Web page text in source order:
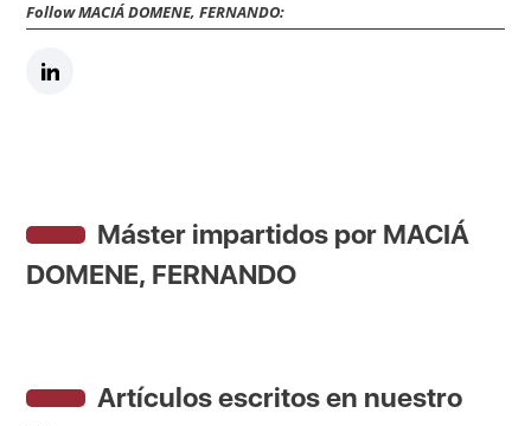
Follow MACIÁ DOMENE, FERNANDO:
Máster impartidos por MACIÁ
DOMENE, FERNANDO
Artículos escritos en nuestro